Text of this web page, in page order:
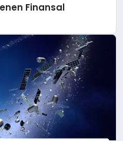
Finansal